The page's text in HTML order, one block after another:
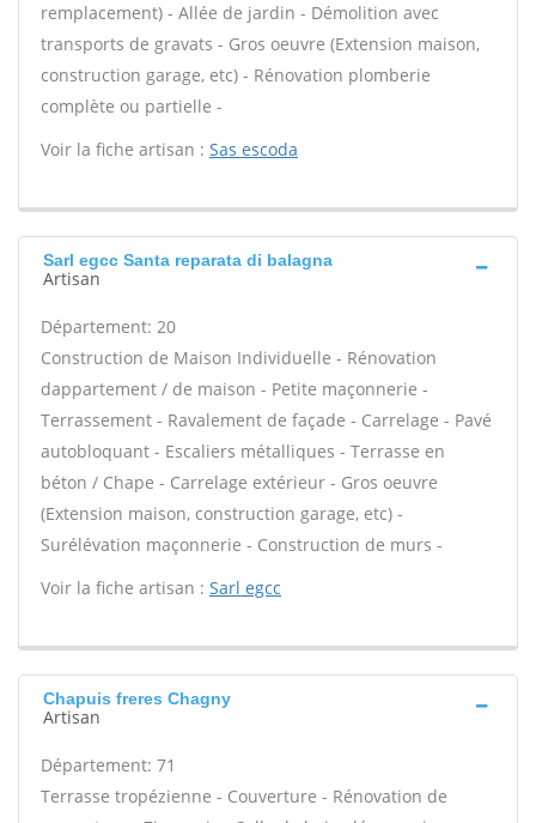
remplacement) - Allée de jardin - Démolition avec
transports de gravats - Gros oeuvre (Extension maison,
construction garage, etc) - Rénovation plomberie
complète ou partielle -
Voir la fiche artisan : Sas escoda
Sarl egcc Santa reparata di balagna
Artisan
Département: 20
Construction de Maison Individuelle - Rénovation
dappartement / de maison - Petite maçonnerie -
Terrassement - Ravalement de façade - Carrelage - Pavé
autobloquant - Escaliers métalliques - Terrasse en
béton / Chape - Carrelage extérieur - Gros oeuvre
(Extension maison, construction garage, etc) -
Surélévation maçonnerie - Construction de murs -
Voir la fiche artisan : Sarl egcc
Chapuis freres Chagny
Artisan
Département: 71
Terrasse tropézienne - Couverture - Rénovation de